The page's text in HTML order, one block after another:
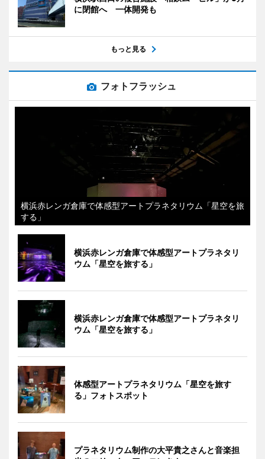
に閉館へ 一体開発も
もっと見る
フォトフラッシュ
横浜赤レンガ倉庫で体感型アートプラネタリウム「星空を旅
する」
横浜赤レンガ倉庫で体感型アートプラネタリ
ウム「星空を旅する」
横浜赤レンガ倉庫で体感型アートプラネタリ
ウム「星空を旅する」
体感型アートプラネタリウム「星空を旅す
る」フォトスポット
プラネタリウム制作の大平貴之さんと音楽担